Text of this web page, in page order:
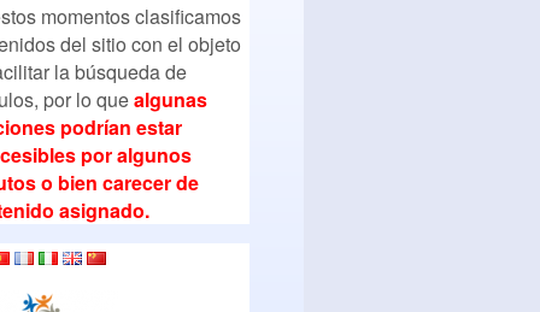
momentos clasificamos
del sitio con el objeto
la búsqueda de
por lo quealgunas
podrían estar
por algunos
o bien carecer de
asignado.